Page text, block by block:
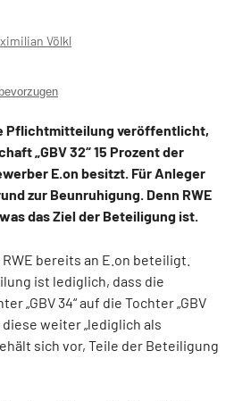
Völkl
Pflichtmitteilung veröffentlicht,
„GBV 32“ 15 Prozent der
E.on besitzt. Für Anleger
zur Beunruhigung. Denn RWE
das Ziel der Beteiligung ist.
bereits an E.on beteiligt.
ist lediglich, dass die
„GBV 34“ auf die Tochter „GBV
weiter „lediglich als
sich vor, Teile der Beteiligung